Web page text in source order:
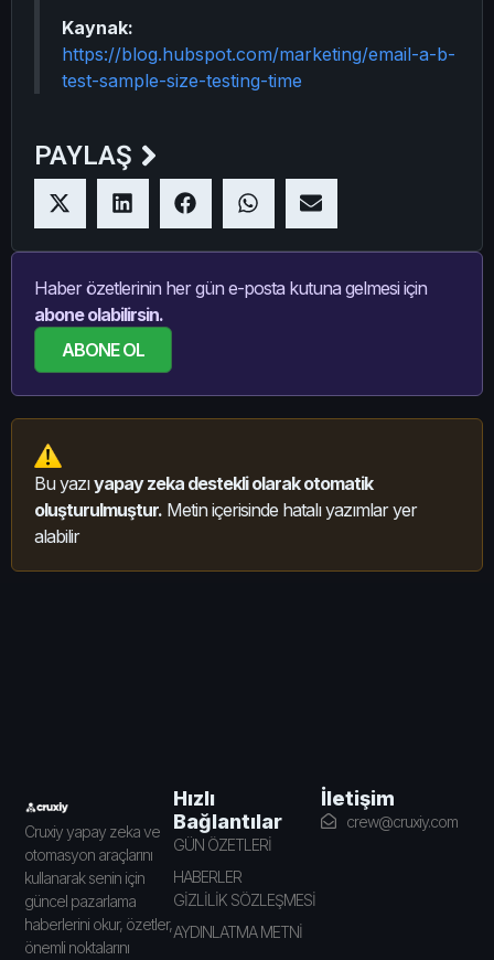
Kaynak:
https://blog.hubspot.com/marketing/email-a-b-
test-sample-size-testing-time
PAYLAŞ
Haber özetlerinin her gün e-posta kutuna gelmesi için
abone olabilirsin.
ABONE OL
Bu yazıyapay zeka destekli olarak otomatik
oluşturulmuştur. Metin içerisinde hatalı yazımlar yer
alabilir
Cruxiy yapay zeka ve
otomasyon araçlarını
kullanarak senin için
güncel pazarlama
haberlerini okur, özetler,
önemli noktalarını
Hızlı
Bağlantılar
GÜN ÖZETLERİ
HABERLER
GİZLİLİK SÖZLEŞMESİ
AYDINLATMA METNİ
İletişim
crew@cruxiy.com